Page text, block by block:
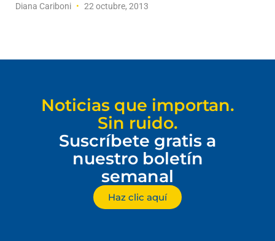
Diana Cariboni 22 octubre, 2013
Noticias que importan.
Sin ruido.
Suscríbete gratis a
nuestro boletín
semanal
Haz clic aquí